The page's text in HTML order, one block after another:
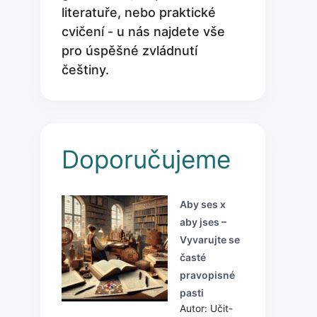
literatuře, nebo praktické
cvičení - u nás najdete vše
pro úspěšné zvládnutí
češtiny.
Doporučujeme
Aby ses x
aby jses –
Vyvarujte se
časté
pravopisné
pasti
Autor: Učit-